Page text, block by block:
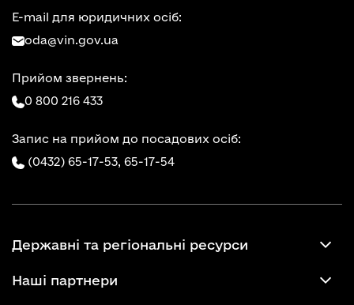
E-mail для юридичних осіб:
oda@vin.gov.ua
Прийом звернень:
0 800 216 433
Запис на прийом до посадових осіб:
(0432) 65-17-53, 65-17-54
Державні та регіональні ресурси
Наші партнери